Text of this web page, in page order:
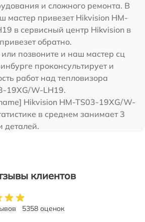
и сложного ремонта. В
мастер привезет Hikvision HM-
в сервисный центр Hikvision в
обратно.
позвоните и наш мастер сц
проконсультирует и
работ над тепловизора
19XG/W-LH19.
Hikvision HM-TS03-19XG/W-
в среднем занимает 3
деталей.
клиентов
5358 оценок